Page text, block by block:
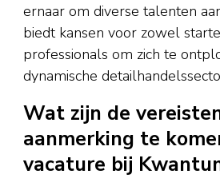
ernaar om diverse talenten
biedt kansen voor zowel
professionals om zich te
dynamische
Wat zijn de
aanmerking te
vacature bij